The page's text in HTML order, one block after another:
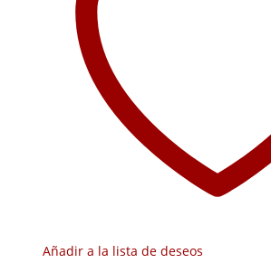
Añadir a la lista de deseos